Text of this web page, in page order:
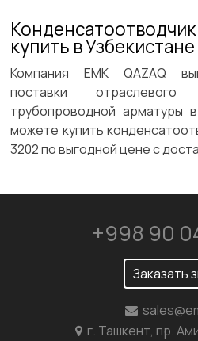
купить в Узбекистане
Компания ЕМК QAZAQ
поставки
трубопроводной арматуры
можете купить
3202 по выгодной цене с
+998 90
Заказать
г. Ташкент, пр.